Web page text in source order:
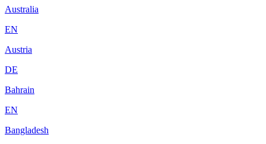
Australia
EN
Austria
DE
Bahrain
EN
Bangladesh